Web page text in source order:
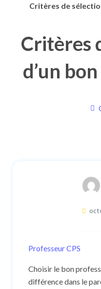
Critères de
Critères
d’un
Professeur CPS
Choisir le bon
différence dans le